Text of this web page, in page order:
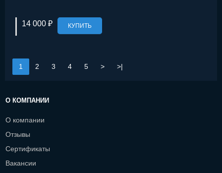
14 000 ₽ КУПИТЬ
1 2 3 4 5 > >|
О КОМПАНИИ
О компании
Отзывы
Сертификаты
Вакансии